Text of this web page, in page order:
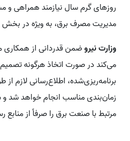
روزهای گرم سال نیازمند همراهی و
مدیریت مصرف برق، به ویژه در
وزارت نیروضمن قدردانی از همکاری
می‌کند در صورت اتخاذ هرگونه
برنامه‌ریزی‌شده، اطلاع‌رسانی لازم
زمان‌بندی مناسب انجام خواهد شد و
مرتبط با صنعت برق را صرفاً از منابع